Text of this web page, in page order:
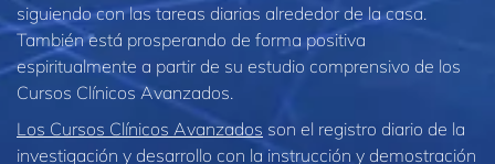
siguiendo con las tareas diarias alrededor de la casa.
También está prosperando de forma positiva
espiritualmente a partir de su estudio comprensivo de los
Cursos Clínicos Avanzados.
Los Cursos Clínicos Avanzados son el registro diario de la
investigación y desarrollo con la instrucción y demostración